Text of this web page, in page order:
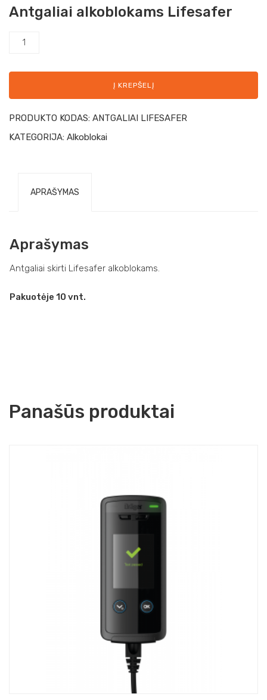
Antgaliai alkoblokams Lifesafer
Į KREPŠELĮ
PRODUKTO KODAS: ANTGALIAI LIFESAFER
KATEGORIJA: Alkoblokai
APRAŠYMAS
Aprašymas
Antgaliai skirti Lifesafer alkoblokams.
Pakuotėje 10 vnt.
Panašūs produktai